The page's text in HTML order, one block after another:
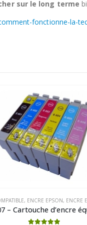
sur le long terme
fonctionne-la-
, ENCRE EPSON, ENCRE EPSON